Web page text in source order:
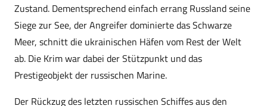
Zustand. Dementsprechend einfach errang Russland seine
Siege zur See, der Angreifer dominierte das Schwarze
Meer, schnitt die ukrainischen Häfen vom Rest der Welt
ab. Die Krim war dabei der Stützpunkt und das
Prestigeobjekt der russischen Marine.
Der Rückzug des letzten russischen Schiffes aus den